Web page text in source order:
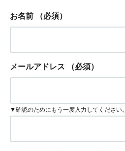
お名前 （必須）
メールアドレス （必須）
▼確認のためにもう一度入力してください。